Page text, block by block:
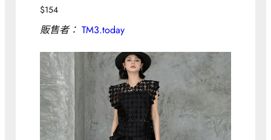
$154
販售者： TM3.today